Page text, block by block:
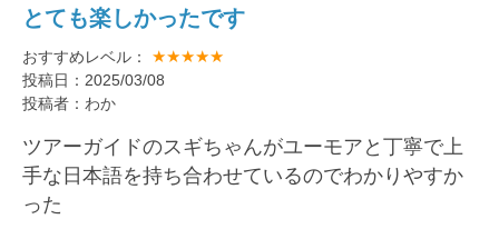
とても楽しかったです
おすすめレベル： ★★★★★
投稿日：2025/03/08
投稿者：わか
ツアーガイドのスギちゃんがユーモアと丁寧で上
手な日本語を持ち合わせているのでわかりやすか
った